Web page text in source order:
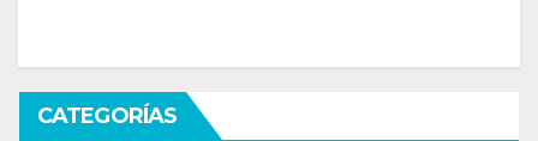
CATEGORÍAS